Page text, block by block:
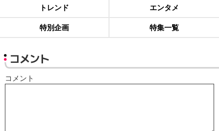
トレンド エンタメ
特別企画 特集一覧
コメント
コメント